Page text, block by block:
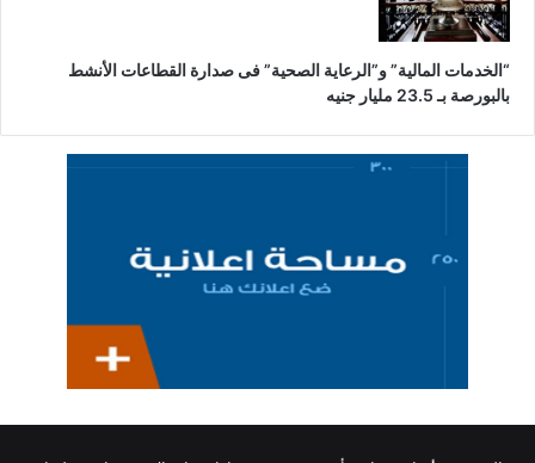
“الخدمات المالية” و”الرعاية الصحية” فى صدارة القطاعات الأنشط
بالبورصة بـ 23.5 مليار جنيه